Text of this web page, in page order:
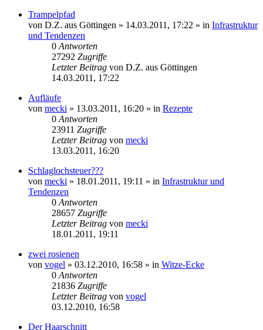
Trampelpfad
von D.Z. aus Göttingen » 14.03.2011, 17:22 » in Infrastruktur
und Tendenzen
0 Antworten
27292 Zugriffe
Letzter Beitrag von D.Z. aus Göttingen
14.03.2011, 17:22
Aufläufe
von mecki » 13.03.2011, 16:20 » in Rezepte
0 Antworten
23911 Zugriffe
Letzter Beitrag von mecki
13.03.2011, 16:20
Schlaglochsteuer???
von mecki » 18.01.2011, 19:11 » in Infrastruktur und
Tendenzen
0 Antworten
28657 Zugriffe
Letzter Beitrag von mecki
18.01.2011, 19:11
zwei rosienen
von vogel » 03.12.2010, 16:58 » in Witze-Ecke
0 Antworten
21836 Zugriffe
Letzter Beitrag von vogel
03.12.2010, 16:58
Der Haarschnitt